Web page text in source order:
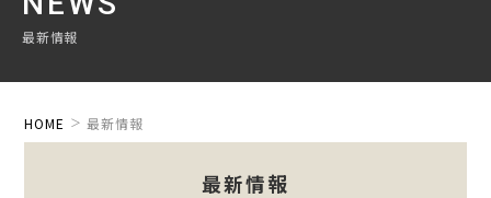
最新情報
HOME 最新情報
最新情報